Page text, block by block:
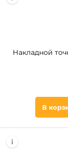
Накладной
В